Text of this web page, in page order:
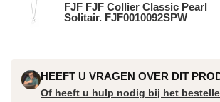
FJF FJF Collier Classic Pearl
Solitair. FJF0010092SPW
HEEFT U VRAGEN OVER DIT
Of heeft u hulp nodig bij het